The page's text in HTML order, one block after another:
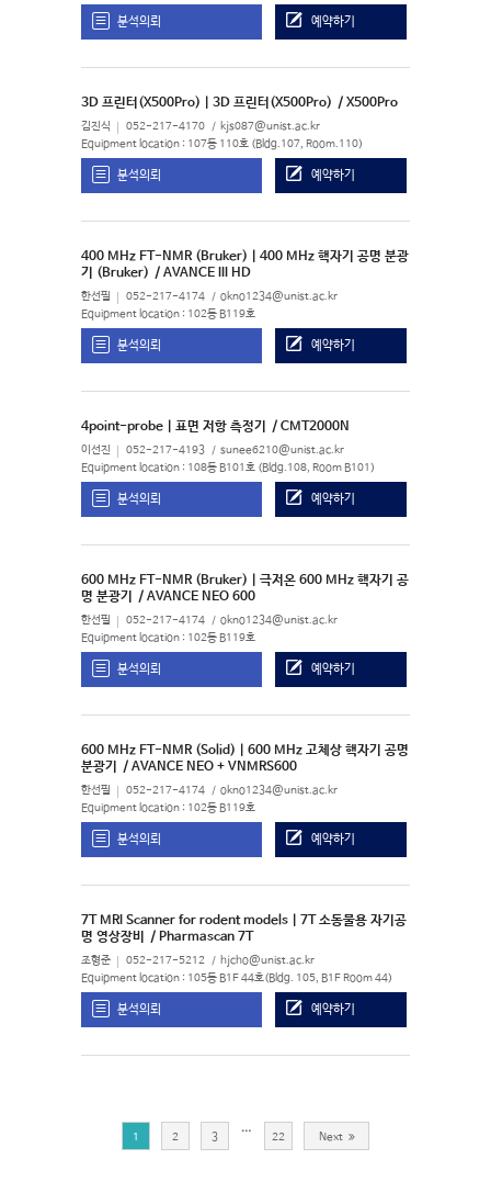
분석의뢰 예약하기
3D 프린터(X500Pro) | 3D 프린터(X500Pro) / X500Pro
김진식 052-217-4170 kjs087@unist.ac.kr
Equipment location : 107동 110호 (Bldg.107, Room.110)
분석의뢰 예약하기
400 MHz FT-NMR (Bruker) | 400 MHz 핵자기 공명 분광
기 (Bruker) / AVANCE III HD
한선필 052-217-4174 okno1234@unist.ac.kr
Equipment location : 102동 B119호
분석의뢰 예약하기
4point-probe | 표면 저항 측정기 / CMT2000N
이선진 052-217-4193 sunee6210@unist.ac.kr
Equipment location : 108동 B101호 (Bldg.108, Room B101)
분석의뢰 예약하기
600 MHz FT-NMR (Bruker) | 극저온 600 MHz 핵자기 공
명 분광기
/ AVANCE NEO 600
한선필 052-217-4174 okno1234@unist.ac.kr
Equipment location : 102동 B119호
분석의뢰 예약하기
600 MHz FT-NMR (Solid) | 600 MHz 고체상 핵자기 공명
분광기
/ AVANCE NEO + VNMRS600
한선필 052-217-4174 okno1234@unist.ac.kr
Equipment location : 102동 B119호
분석의뢰 예약하기
7T MRI Scanner for rodent models | 7T 소동물용 자기공
명 영상장비
/ Pharmascan 7T
조형준 052-217-5212 hjcho@unist.ac.kr
Equipment location : 105동 B1F 44호(Bldg. 105, B1F Room 44)
분석의뢰 예약하기
1 2 3 … 22 Next